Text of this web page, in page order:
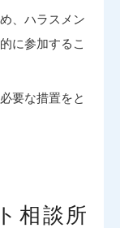
、ハラスメン
に参加するこ
要な措置をと
相談所